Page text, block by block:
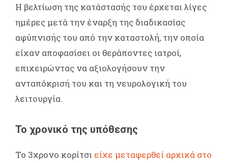
Η βελτίωση της κατάστασής του έρχεται λίγες
ημέρες μετά την έναρξη της διαδικασίας
αφύπνισής του από την καταστολή, την οποία
είχαν αποφασίσει οι θεράποντες ιατροί,
επιχειρώντας να αξιολογήσουν την
ανταπόκρισή του και τη νευρολογική του
λειτουργία.
Το χρονικό της υπόθεσης
Το 3χρονο κορίτσι είχε μεταφερθεί αρχικά στο